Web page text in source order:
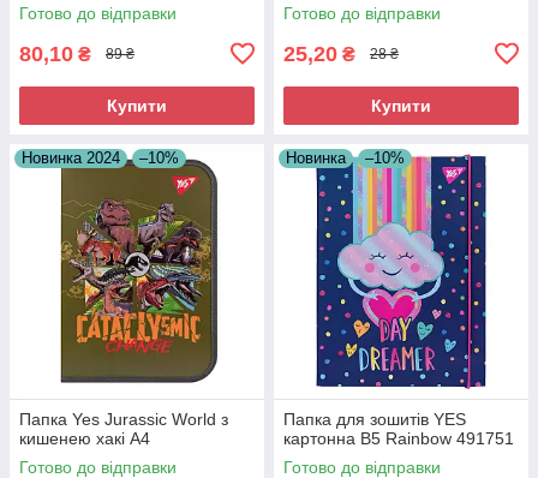
Готово до відправки
80,10 ₴ 89 ₴
Купити
Готово до відправки
25,20 ₴ 28 ₴
Купити
Новинка 2024 –10%
Папка Yes Jurassic World з
кишенею хакі A4
Готово до відправки
Новинка –10%
Папка для зошитів YES
картонна В5 Rainbow 491751
Готово до відправки